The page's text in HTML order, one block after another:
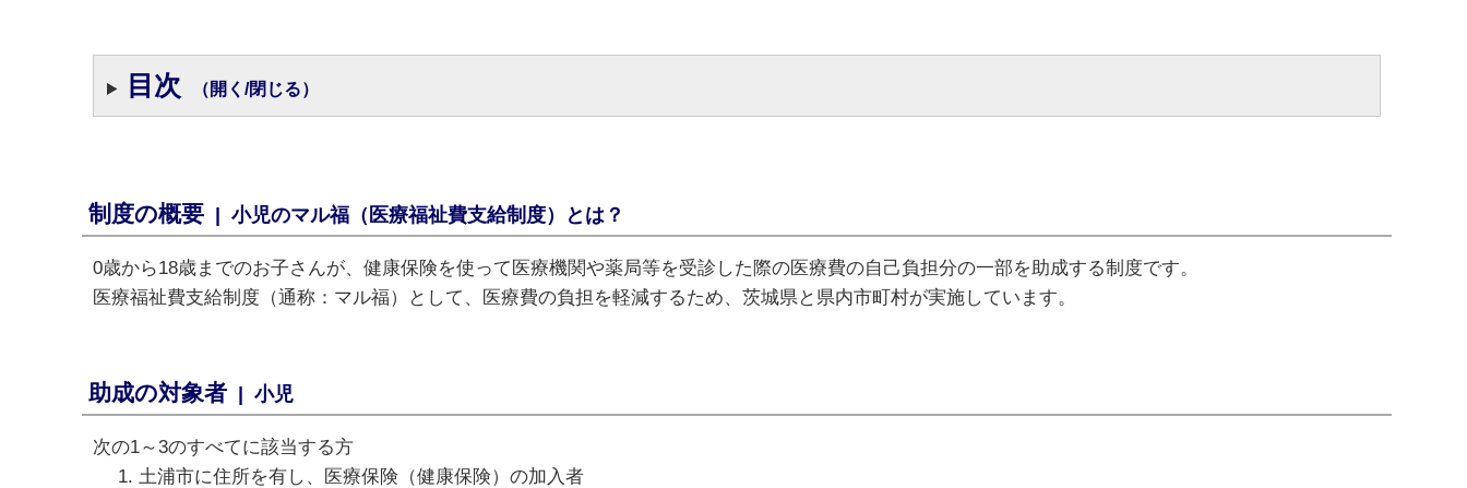
目次 （開く/閉じる）
制度の概要 | 小児のマル福（医療福祉費支給制度）とは？
0歳から18歳までのお子さんが、健康保険を使って医療機関や薬局等を受診した際の医療費の自己負担分の一部を助成する制度です。
医療福祉費支給制度（通称：マル福）として、医療費の負担を軽減するため、茨城県と県内市町村が実施しています。
助成の対象者 | 小児
次の1～3のすべてに該当する方
土浦市に住所を有し、医療保険（健康保険）の加入者